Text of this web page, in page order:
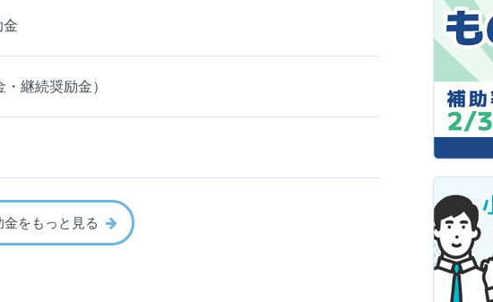
金
継続奨励金）
金をもっと見る